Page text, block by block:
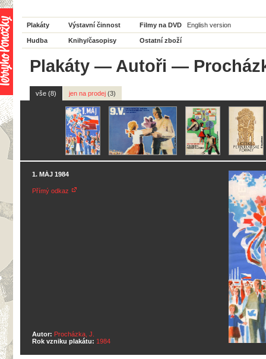
Plakáty Výstavní činnost Filmy na DVD English version
Hudba Knihy/časopisy Ostatní zboží
Plakáty — Autoři —
vše (8) jen na prodej (3)
1. MÁJ 1984
Přímý odkaz
Autor: Procházka, J.
Rok vzniku plakátu: 1984